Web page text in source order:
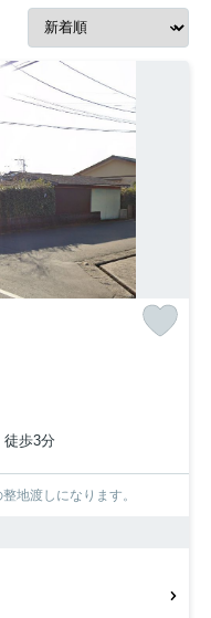
歩3分
地渡しになります。